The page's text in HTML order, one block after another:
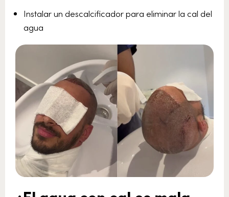
Instalar un descalcificador para eliminar la cal del
agua